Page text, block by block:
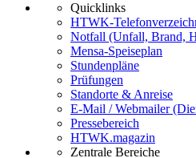
Quicklinks
HTWK-
Notfall (Unfall, Brand,
Mensa-Speiseplan
Stundenpläne
Prüfungen
Standorte & Anreise
E-Mail / Webmailer
Pressebereich
HTWK.magazin
Zentrale Bereiche